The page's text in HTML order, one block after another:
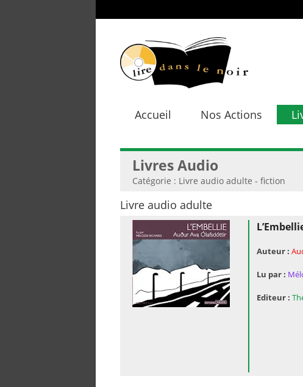
Accueil Nos Actions
Livres Audio
Catégorie : Livre audio adulte - fiction
Livre audio adulte
Auteur :
Lu par :
Editeur :